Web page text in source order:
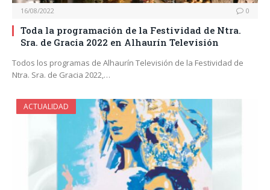
16/08/2022 0
Toda la programación de la Festividad de Ntra.
Sra. de Gracia 2022 en Alhaurín Televisión
Todos los programas de Alhaurín Televisión de la Festividad de
Ntra. Sra. de Gracia 2022,…
ACTUALIDAD